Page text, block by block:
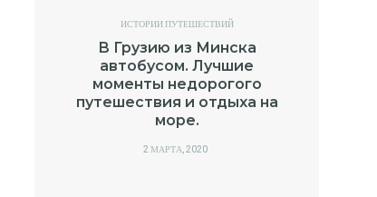
ИСТОРИИ ПУТЕШЕСТВИЙ
В Грузию из Минска
автобусом. Лучшие
моменты недорогого
путешествия и отдыха на
море.
POSTED
2 МАРТА, 2020